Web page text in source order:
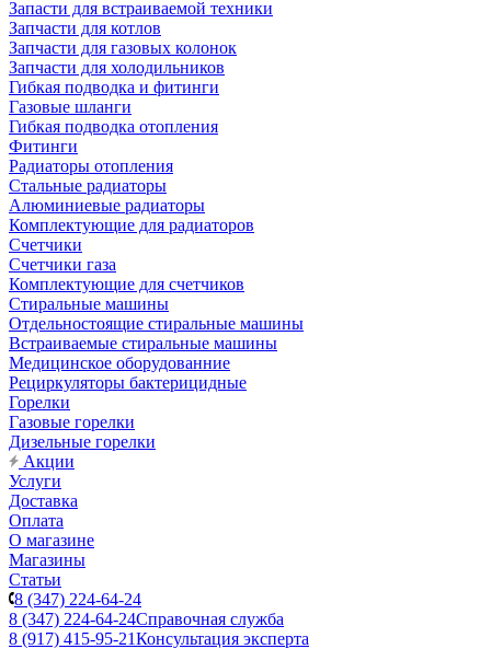
Запасти для встраиваемой техники
Запчасти для котлов
Запчасти для газовых колонок
Запчасти для холодильников
Гибкая подводка и фитинги
Газовые шланги
Гибкая подводка отопления
Фитинги
Радиаторы отопления
Стальные радиаторы
Алюминиевые радиаторы
Комплектующие для радиаторов
Счетчики
Счетчики газа
Комплектующие для счетчиков
Стиральные машины
Отдельностоящие стиральные машины
Встраиваемые стиральные машины
Медицинское оборудованние
Рециркуляторы бактерицидные
Горелки
Газовые горелки
Дизельные горелки
Акции
Услуги
Доставка
Оплата
О магазине
Магазины
Статьи
8 (347) 224-64-24
8 (347) 224-64-24Справочная служба
8 (917) 415-95-21Консультация эксперта